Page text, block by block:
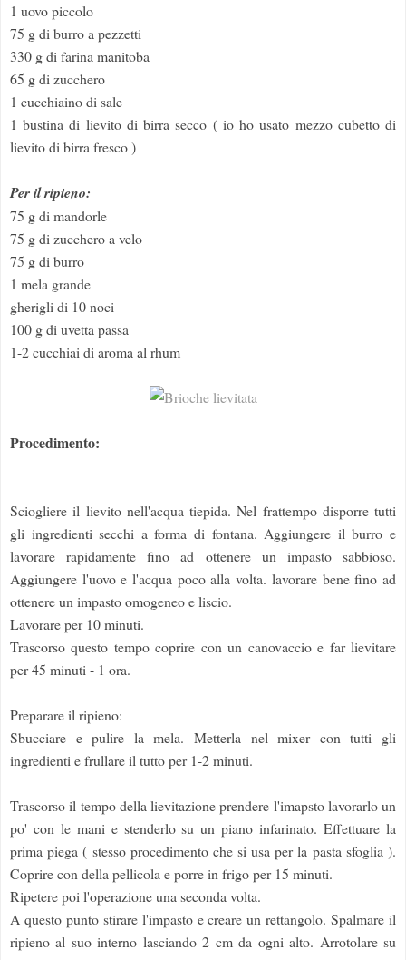
1 uovo piccolo
75 g di burro a pezzetti
330 g di farina manitoba
65 g di zucchero
1 cucchiaino di sale
1 bustina di lievito di birra secco ( io ho usato mezzo cubetto di
lievito di birra fresco )
Per il ripieno:
75 g di mandorle
75 g di zucchero a velo
75 g di burro
1 mela grande
gherigli di 10 noci
100 g di uvetta passa
1-2 cucchiai di aroma al rhum
Procedimento:
Sciogliere il lievito nell'acqua tiepida. Nel frattempo disporre tutti
gli ingredienti secchi a forma di fontana. Aggiungere il burro e
lavorare rapidamente fino ad ottenere un impasto sabbioso.
Aggiungere l'uovo e l'acqua poco alla volta. lavorare bene fino ad
ottenere un impasto omogeneo e liscio.
Lavorare per 10 minuti.
Trascorso questo tempo coprire con un canovaccio e far lievitare
per 45 minuti - 1 ora.
Preparare il ripieno:
Sbucciare e pulire la mela. Metterla nel mixer con tutti gli
ingredienti e frullare il tutto per 1-2 minuti.
Trascorso il tempo della lievitazione prendere l'imapsto lavorarlo un
po' con le mani e stenderlo su un piano infarinato. Effettuare la
prima piega ( stesso procedimento che si usa per la pasta sfoglia ).
Coprire con della pellicola e porre in frigo per 15 minuti.
Ripetere poi l'operazione una seconda volta.
A questo punto stirare l'impasto e creare un rettangolo. Spalmare il
ripieno al suo interno lasciando 2 cm da ogni alto. Arrotolare su